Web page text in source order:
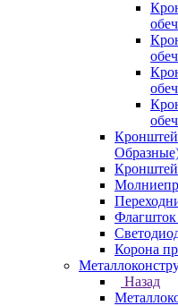
Корона
Назад